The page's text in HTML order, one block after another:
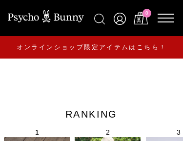
0
オンラインショップ限定アイテムはこちら！
RANKING